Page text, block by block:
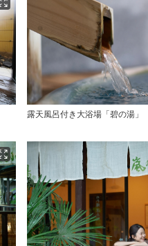
露天風呂付き大浴場「碧の湯」